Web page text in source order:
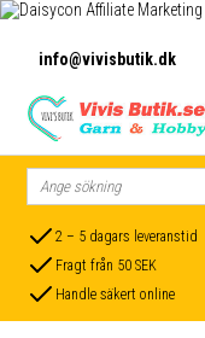
info@vivisbutik.dk
2 – 5 dagars leveranstid
Fragt från 50 SEK
Handle säkert online